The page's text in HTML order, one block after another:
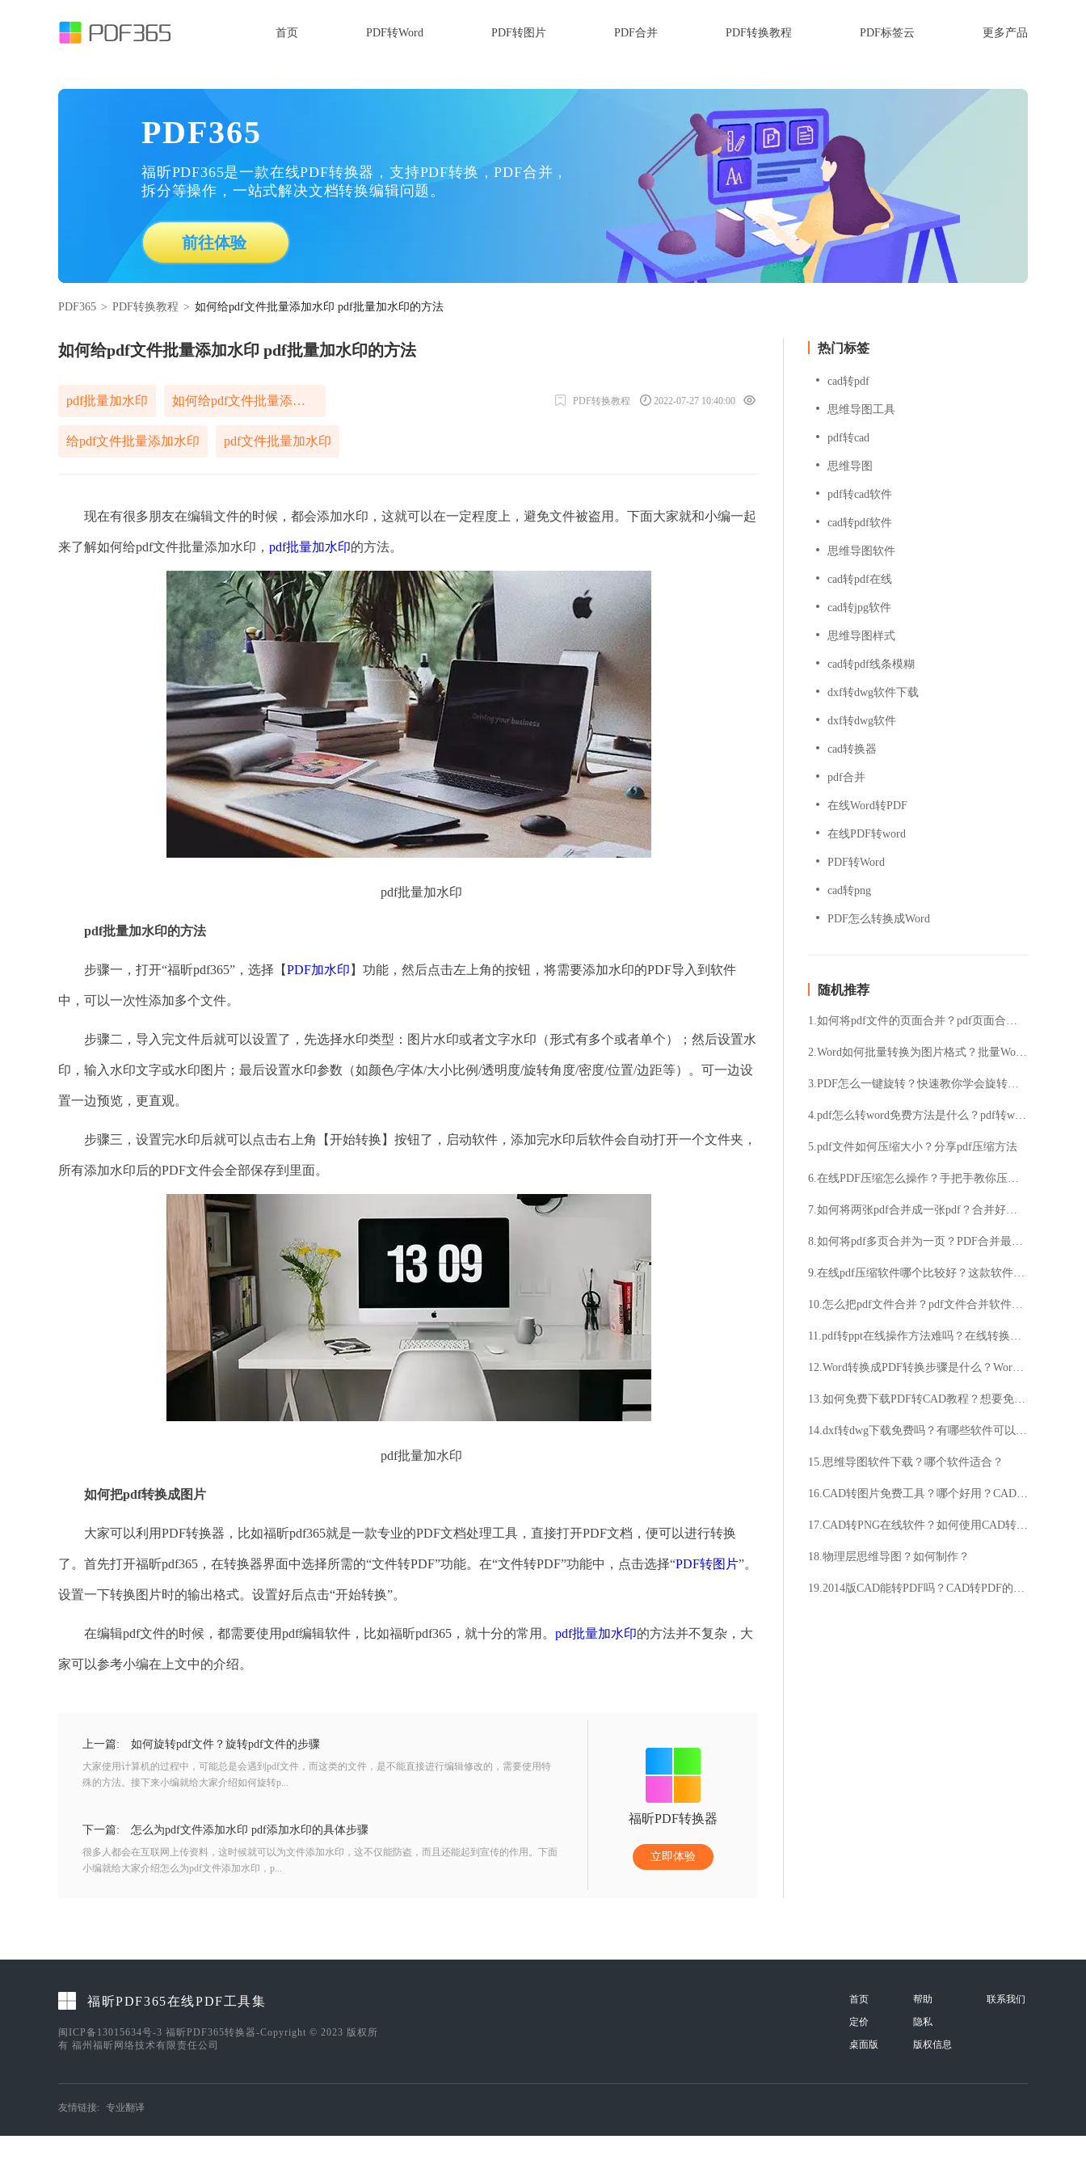
首页 PDF转Word PDF转图片 PDF合并 PDF转换教程 PDF标签云 更多产品
PDF365
福昕PDF365是一款在线PDF转换器，支持PDF转换，PDF合并，
拆分等操作，一站式解决文档转换编辑问题。
前往体验
PDF365 > PDF转换教程 > 如何给pdf文件批量添加水印 pdf批量加水印的方法
如何给pdf文件批量添加水印 pdf批量加水印的方法
pdf批量加水印 如何给pdf文件批量添加水印
给pdf文件批量添加水印 pdf文件批量加水印
PDF转换教程 2022-07-27 10:40:00
现在有很多朋友在编辑文件的时候，都会添加水印，这就可以在一定程度上，避免文件被盗用。下面大家就和小编一起
来了解如何给pdf文件批量添加水印， pdf批量加水印的方法。
pdf批量加水印
pdf批量加水印的方法
步骤一，打开“福昕pdf365”，选择【PDF加水印 】功能，然后点击左上角的按钮，将需要添加水印的PDF导入到软件
中，可以一次性添加多个文件。
步骤二，导入完文件后就可以设置了，先选择水印类型：图片水印或者文字水印（形式有多个或者单个）；然后设置水
印，输入水印文字或水印图片；最后设置水印参数（如颜色/字体/大小比例/透明度/旋转角度/密度/位置/边距等）。可一边设
置一边预览，更直观。
步骤三，设置完水印后就可以点击右上角【开始转换】按钮了，启动软件，添加完水印后软件会自动打开一个文件夹，
所有添加水印后的PDF文件会全部保存到里面。
pdf批量加水印
如何把pdf转换成图片
大家可以利用PDF转换器，比如福昕pdf365就是一款专业的PDF文档处理工具，直接打开PDF文档，便可以进行转换
了。首先打开福昕pdf365，在转换器界面中选择所需的“文件转PDF”功能。在“文件转PDF”功能中，点击选择“PDF转图片”。
设置一下转换图片时的输出格式。设置好后点击“开始转换”。
在编辑pdf文件的时候，都需要使用pdf编辑软件，比如福昕pdf365，就十分的常用。 pdf批量加水印的方法并不复杂，大
家可以参考小编在上文中的介绍。
上一篇: 如何旋转pdf文件？旋转pdf文件的步骤
大家使用计算机的过程中，可能总是会遇到pdf文件，而这类的文件，是不能直接进行编辑修改的，需要使用特
殊的方法。接下来小编就给大家介绍如何旋转p...
下一篇: 怎么为pdf文件添加水印 pdf添加水印的具体步骤
很多人都会在互联网上传资料，这时候就可以为文件添加水印，这不仅能防盗，而且还能起到宣传的作用。下面
小编就给大家介绍怎么为pdf文件添加水印，p...
福昕PDF转换器
立即体验
热门标签
cad转pdf
思维导图工具
pdf转cad
思维导图
pdf转cad软件
cad转pdf软件
思维导图软件
cad转pdf在线
cad转jpg软件
思维导图样式
cad转pdf线条模糊
dxf转dwg软件下载
dxf转dwg软件
cad转换器
pdf合并
在线Word转PDF
在线PDF转word
PDF转Word
cad转png
PDF怎么转换成Word
随机推荐
1.如何将pdf文件的页面合并？pdf页面合并的具体步骤
2.Word如何批量转换为图片格式？批量Word转图片的具体步骤
3.PDF怎么一键旋转？快速教你学会旋转方法
4.pdf怎么转word免费方法是什么？pdf转word图文技巧分享
5.pdf文件如何压缩大小？分享pdf压缩方法
6.在线PDF压缩怎么操作？手把手教你压缩教程
7.如何将两张pdf合并成一张pdf？合并好文件调整页面顺序的技巧分享
8.如何将pdf多页合并为一页？PDF合并最简单的方法分享
9.在线pdf压缩软件哪个比较好？这款软件你一定要了解
10.怎么把pdf文件合并？pdf文件合并软件介绍
11.pdf转ppt在线操作方法难吗？在线转换方法分享
12.Word转换成PDF转换步骤是什么？Word转换成PDF技巧分享
13.如何免费下载PDF转CAD教程？想要免费下载PDF转CAD教程吗？
14.dxf转dwg下载免费吗？有哪些软件可以实现dxf转dwg下载？
15.思维导图软件下载？哪个软件适合？
16.CAD转图片免费工具？哪个好用？CAD转图片免费工具？有哪些推荐？
17.CAD转PNG在线软件？如何使用CAD转PNG在线软件？
18.物理层思维导图？如何制作？
19.2014版CAD能转PDF吗？CAD转PDF的方法是什么？
福昕PDF365在线PDF工具集
闽ICP备13015634号-3 福昕PDF365转换器-Copyright © 2023 版权所
有 福州福昕网络技术有限责任公司
首页
定价
桌面版
帮助
隐私
版权信息
联系我们
友情链接: 专业翻译